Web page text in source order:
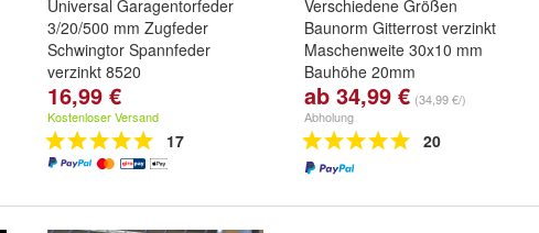
Universal Garagentorfeder
3/20/500 mm Zugfeder
Schwingtor Spannfeder
verzinkt 8520
16,99 €
Kostenloser Versand
17
Verschiedene Größen
Baunorm Gitterrost verzinkt
Maschenweite 30x10 mm
Bauhöhe 20mm
Roste 30x10:290 x 590mm
290 x 790mm
undweitere ...
ab 34,99 € (34,99 €/)
Abholung
20